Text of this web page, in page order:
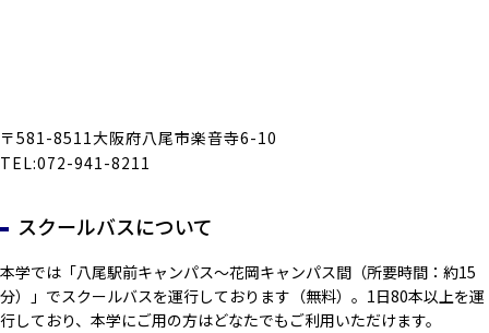
〒581-8511大阪府八尾市楽音寺6-10
TEL:072-941-8211
スクールバスについて
本学では「八尾駅前キャンパス～花岡キャンパス間（所要時間：約15
分）」でスクールバスを運行しております（無料）。1日80本以上を運
行しており、本学にご用の方はどなたでもご利用いただけます。